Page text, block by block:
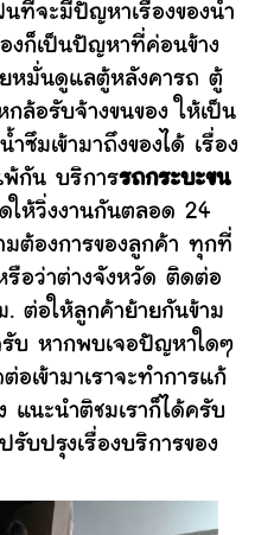
นที่จะมีปัญหาเรื่องของน้ำ
องก็เป็นปัญหาที่ค่อนข้าง
ยหมั่นดูแลตู้หลังคารถ ตู้
ล้อรับจ้างขนของ ให้เป็น
ซึมเข้ามาถึงของได้ เรื่อง
พ้กัน บริการรถกระบะขน
ดให้วิ่งงานกันตลอด 24
มต้องการของลูกค้า ทุกที่
รือว่าต่างจังหวัด ติดต่อ
. ต่อให้ลูกค้าย้ายกันข้าม
บ หากพบเจอปัญหาใดๆ
อเข้ามาเราจะทำการแก้
นะนำติชมเราก็ได้ครับ
รับปรุงเรื่องบริการของ